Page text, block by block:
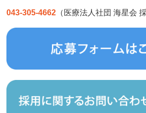
043-305-4662 （医療法人社団 海星会